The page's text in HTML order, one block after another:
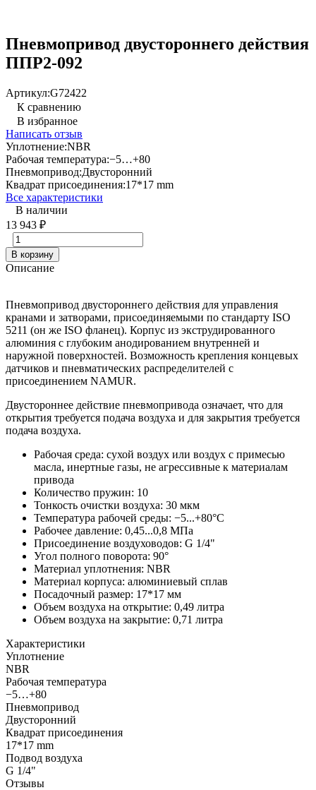
Пневмопривод двустороннего действия
ППР2-092
Артикул:G72422
К сравнению
В избранное
Написать отзыв
Уплотнение:NBR
Рабочая температура:−5…+80
Пневмопривод:Двусторонний
Квадрат присоединения:17*17 mm
Все характеристики
В наличии
13 943 ₽
В корзину
Описание
Пневмопривод двустороннего действия для управления
кранами и затворами, присоединяемыми по стандарту ISO
5211 (он же ISO фланец). Корпус из экструдированного
алюминия с глубоким анодированием внутренней и
наружной поверхностей. Возможность крепления концевых
датчиков и пневматических распределителей с
присоединением NAMUR.
Двустороннее действие пневмопривода означает, что для
открытия требуется подача воздуха и для закрытия требуется
подача воздуха.
Рабочая среда: сухой воздух или воздух с примесью
масла, инертные газы, не агрессивные к материалам
привода
Количество пружин: 10
Тонкость очистки воздуха: 30 мкм
Температура рабочей среды: −5...+80°С
Рабочее давление: 0,45...0,8 МПа
Присоединение воздуховодов: G 1/4"
Угол полного поворота: 90°
Материал уплотнения: NBR
Материал корпуса: алюминиевый сплав
Посадочный размер: 17*17 мм
Объем воздуха на открытие: 0,49 литра
Объем воздуха на закрытие: 0,71 литра
Характеристики
Уплотнение
NBR
Рабочая температура
−5…+80
Пневмопривод
Двусторонний
Квадрат присоединения
17*17 mm
Подвод воздуха
G 1/4"
Отзывы